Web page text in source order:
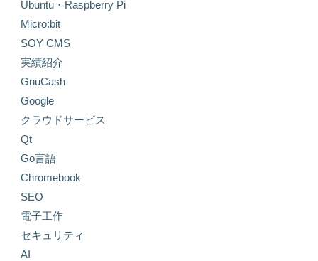
Ubuntu・Raspberry Pi
Micro:bit
SOY CMS
実績紹介
GnuCash
Google
クラウドサービス
Qt
Go言語
Chromebook
SEO
電子工作
セキュリティ
AI